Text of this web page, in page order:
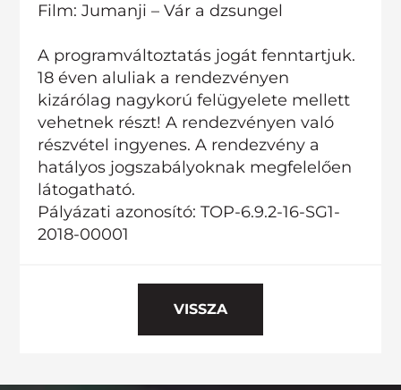
Film: Jumanji – Vár a dzsungel
A programváltoztatás jogát fenntartjuk.
18 éven aluliak a rendezvényen
kizárólag nagykorú felügyelete mellett
vehetnek részt! A rendezvényen való
részvétel ingyenes. A rendezvény a
hatályos jogszabályoknak megfelelően
látogatható.
Pályázati azonosító: TOP-6.9.2-16-SG1-
2018-00001
VISSZA